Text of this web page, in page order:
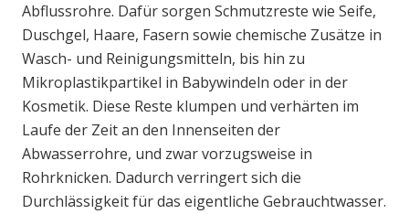
Abflussrohre. Dafür sorgen Schmutzreste wie Seife,
Duschgel, Haare, Fasern sowie chemische Zusätze in
Wasch- und Reinigungsmitteln, bis hin zu
Mikroplastikpartikel in Babywindeln oder in der
Kosmetik. Diese Reste klumpen und verhärten im
Laufe der Zeit an den Innenseiten der
Abwasserrohre, und zwar vorzugsweise in
Rohrknicken. Dadurch verringert sich die
Durchlässigkeit für das eigentliche Gebrauchtwasser.